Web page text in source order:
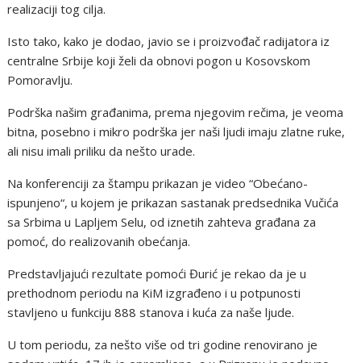
realizaciji tog cilja.
Isto tako, kako je dodao, javio se i proizvođač radijatora iz
centralne Srbije koji želi da obnovi pogon u Kosovskom
Pomoravlju.
Podrška našim građanima, prema njegovim rečima, je veoma
bitna, posebno i mikro podrška jer naši ljudi imaju zlatne ruke,
ali nisu imali priliku da nešto urade.
Na konferenciji za štampu prikazan je video “Obećano-
ispunjeno“, u kojem je prikazan sastanak predsednika Vučića
sa Srbima u Lapljem Selu, od iznetih zahteva građana za
pomoć, do realizovanih obećanja.
Predstavljajući rezultate pomoći Đurić je rekao da je u
prethodnom periodu na KiM izgrađeno i u potpunosti
stavljeno u funkciju 888 stanova i kuća za naše ljude.
U tom periodu, za nešto više od tri godine renovirano je